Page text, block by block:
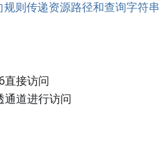
则传递资源路径和查询字符串
直接访问
通道进行访问